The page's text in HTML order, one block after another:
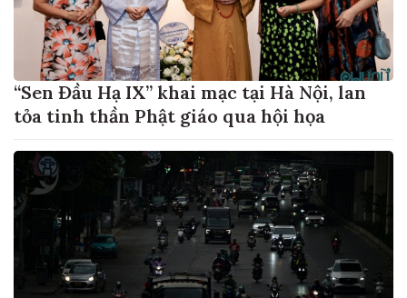
“Sen Đầu Hạ IX” khai mạc tại Hà Nội, lan
tỏa tinh thần Phật giáo qua hội họa